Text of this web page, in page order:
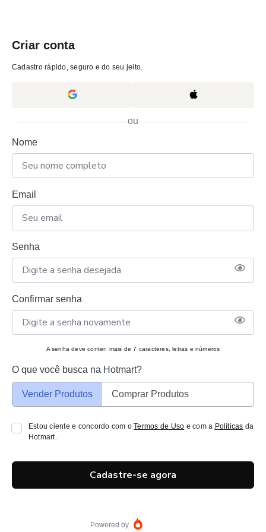
Criar conta
Cadastro rápido, seguro e do seu jeito.
ou
Nome
Email
Senha
Confirmar senha
A senha deve conter: mais de 7 caracteres, letras e números
O que você busca na Hotmart?
Vender Produtos Comprar Produtos
Estou ciente e concordo com oTermos de Uso e com a Políticas da
Hotmart.
Cadastre-se agora
Powered by